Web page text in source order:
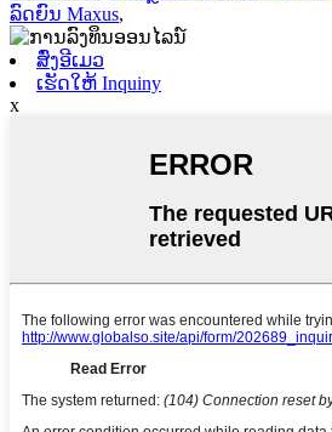
ລົດຍົນ Maxus,
ສົ່ງອີເມວ
ເຮັດໃຫ້ Inquiny
x